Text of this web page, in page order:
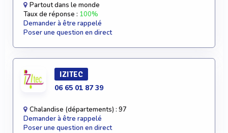
Partout dans le monde
Taux de réponse : 100%
Demander à être rappelé
Poser une question en direct
IZITEC
06 65 01 87 39
Chalandise (départements) : 97
Demander à être rappelé
Poser une question en direct